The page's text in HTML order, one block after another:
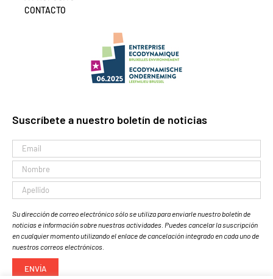
CONTACTO
Suscríbete a nuestro boletín de noticias
Su dirección de correo electrónico sólo se utiliza para enviarle nuestro boletín de
noticias e información sobre nuestras actividades. Puedes cancelar la suscripción
en cualquier momento utilizando el enlace de cancelación integrado en cada uno de
nuestros correos electrónicos.